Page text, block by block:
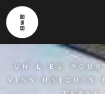
UN LIEU POUR
VINS UNIQUES